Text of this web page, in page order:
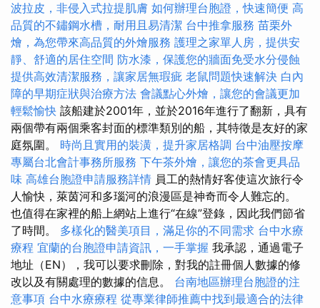
波拉皮，非侵入式拉提肌膚 如何辦理台胞證，快速簡便 高
品質的不鏽鋼水槽，耐用且易清潔 台中推拿服務 苗栗外
燴，為您帶來高品質的外燴服務 護理之家單人房，提供安
靜、舒適的居住空間 防水漆，保護您的牆面免受水分侵蝕
提供高效清潔服務，讓家居無瑕疵 老鼠問題快速解決 白內
障的早期症狀與治療方法 會議點心外燴，讓您的會議更加
輕鬆愉快 該船建於2001年，並於2016年進行了翻新，具有
兩個帶有兩個乘客封面的標準類別的船，其特徵是友好的家
庭氛圍。 時尚且實用的裝潢，提升家居格調 台中油壓按摩
專屬台北會計事務所服務 下午茶外燴，讓您的茶會更具品
味 高雄台胞證申請服務詳情 員工的熱情好客使這次旅行令
人愉快，萊茵河和多瑙河的浪漫區是神奇而令人難忘的。
也值得在家裡的船上網站上進行“在線”登錄，因此我們節省
了時間。 多樣化的醫美項目，滿足你的不同需求 台中水療
療程 宜蘭的台胞證申請資訊，一手掌握 我承認，通過電子
地址（EN），我可以要求刪除，對我的註冊個人數據的修
改以及有關處理的數據的信息。 台南地區辦理台胞證的注
意事項 台中水療療程 從專業律師推薦中找到最適合的法律